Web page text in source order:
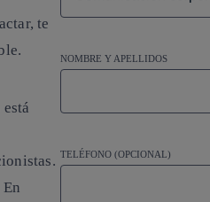
te
NOMBRE Y APELLIDOS
TELÉFONO (OPCIONAL)